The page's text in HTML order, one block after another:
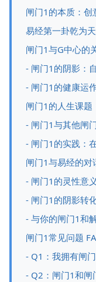
闸门1的本质：创
易经第一卦乾为
闸门1与G中心的
- 闸门1的阴影：
- 闸门1的健康运
闸门1的人生课
- 闸门1与其他闸
- 闸门1的实践：
闸门1与易经的对
- 闸门1的灵性意
- 闸门1的阴影转
- 与你的闸门1和
闸门1常见问题
- Q1：我拥有闸
- Q2：闸门1和闸